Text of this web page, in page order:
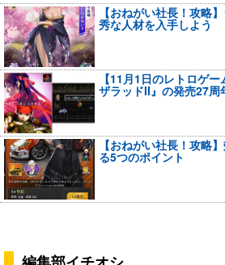
【おねがい社長！攻略
秀な人材を入手しよう
【11月1日のレトロゲ
ザラッドII』の発売27周
【おねがい社長！攻略
る5つのポイント